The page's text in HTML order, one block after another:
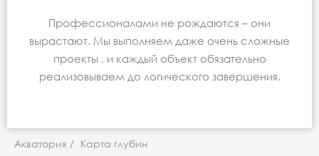
Профессионалами не рождаются – они
вырастают. Мы выполняем даже очень сложные
проекты , и каждый объект обязательно
реализовываем до логического завершения.
Акватория / Карта глубин